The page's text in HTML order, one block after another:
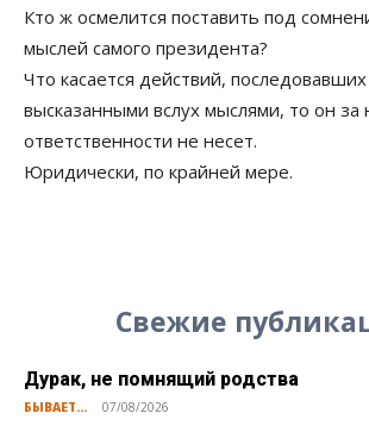
Кто ж осмелится поставить под
мыслей самого президента?
Что касается действий, последовавших
высказанными вслух мыслями, то он за
ответственности не несет.
Юридически, по крайней мере.
Свежие
Дурак, не помнящий родства
БЫВАЕТ... 07/08/2026